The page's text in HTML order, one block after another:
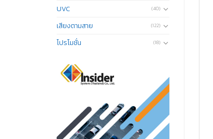
UVC (40)
เสียงตามสาย (122)
โปรโมชั่น (18)